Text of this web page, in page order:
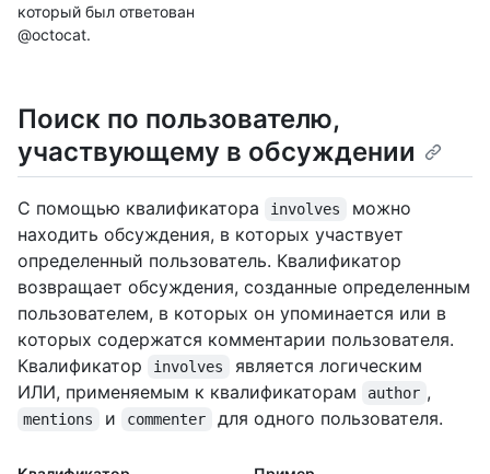
который был ответован
@octocat.
Поиск по пользователю,
участвующему в обсуждении
С помощью квалификатора involves
можно
находить обсуждения, в которых участвует
определенный пользователь. Квалификатор
возвращает обсуждения, созданные определенным
пользователем, в которых он упоминается или в
которых содержатся комментарии пользователя.
Квалификатор
involves
является логическим
ИЛИ, применяемым к квалификаторам
author ,
mentions и commenter для одного пользователя.